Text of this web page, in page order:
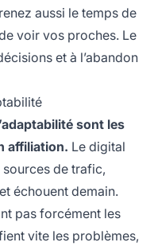
aussi le temps de
voir vos proches. Le
et à l’abandon
sont les
affiliation. Le digital
sources de trafic,
échouent demain.
pas forcément les
vite les problèmes,